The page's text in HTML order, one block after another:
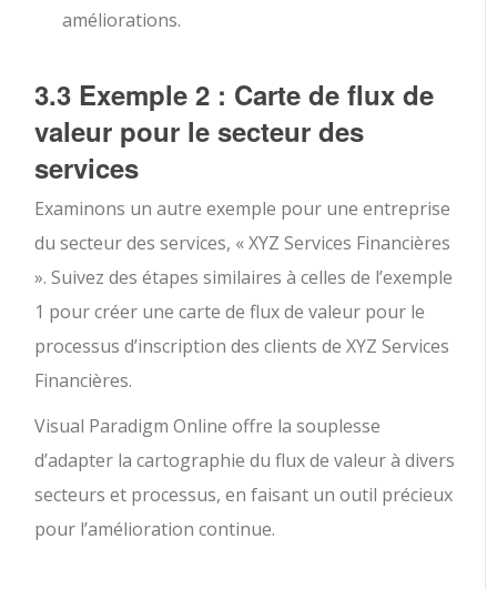
améliorations.
3.3 Exemple 2 : Carte de flux de
valeur pour le secteur des
services
Examinons un autre exemple pour une entreprise
du secteur des services, « XYZ Services Financières
». Suivez des étapes similaires à celles de l’exemple
1 pour créer une carte de flux de valeur pour le
processus d’inscription des clients de XYZ Services
Financières.
Visual Paradigm Online offre la souplesse
d’adapter la cartographie du flux de valeur à divers
secteurs et processus, en faisant un outil précieux
pour l’amélioration continue.